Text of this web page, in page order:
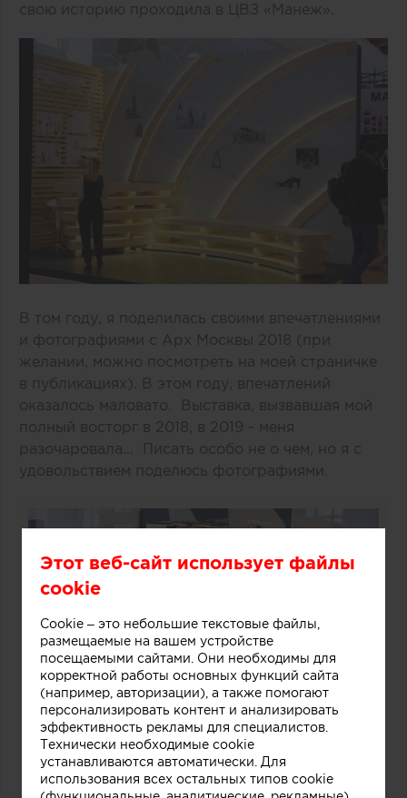
свою историю проходила в ЦВЗ «Манеж».
В том году, я поделилась своими впечатлениями
и фотографиями с Арх Москвы 2018 (при
желании, можно посмотреть на моей страничке
в публикациях). В этом году, впечатлений
оказалось маловато. Выставка, вызвавшая мой
полный восторг в 2018, в 2019 - меня
разочаровала... Писать особо не о чем, но я с
удовольствием поделюсь фотографиями.
Этот веб-сайт использует файлы
cookie
Cookie – это небольшие текстовые файлы,
размещаемые на вашем устройстве
посещаемыми сайтами. Они необходимы для
корректной работы основных функций сайта
(например, авторизации), а также помогают
персонализировать контент и анализировать
эффективность рекламы для специалистов.
Технически необходимые cookie
устанавливаются автоматически. Для
использования всех остальных типов cookie